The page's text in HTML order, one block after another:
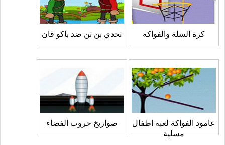
كرة السلة والفواكه تحدي بن تن ضد باكو قان
عامود الفواكة لعبة اطفال
مسلية
صواريخ حروب الفضاء